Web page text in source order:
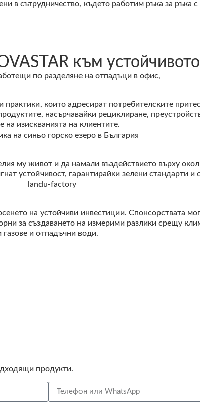
в сътрудничество, където работим ръка за ръка
към
които адресират потребителските
насърчавайки рециклиране,
изискванията на клиентите.
му живот и да намали въздействието върху
устойчивост, гарантирайки зелени стандарти и
на устойчиви инвестиции. Спонсорствата
за създаването на измерими разлики срещу
и отпадъчни води.
продукти.